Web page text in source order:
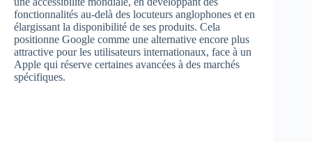
fonctionnalités au-delà des locuteurs anglophones et en
élargissant la disponibilité de ses produits. Cela
positionne Google comme une alternative encore plus
attractive pour les utilisateurs internationaux, face à un
Apple qui réserve certaines avancées à des marchés
spécifiques.